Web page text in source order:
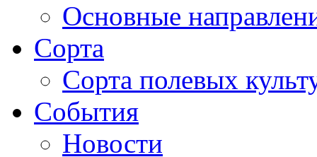
Основные
Сорта
Сорта полевых
События
Новости